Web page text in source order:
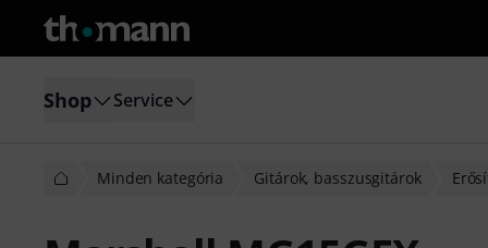
Shop Service
Minden kategória Gitárok, basszusgitárok